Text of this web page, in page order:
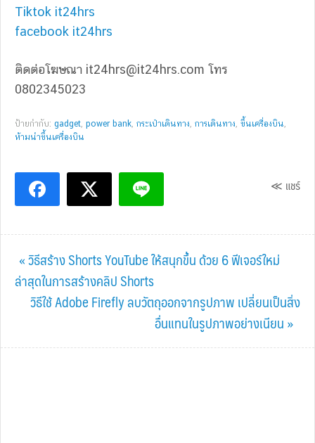
Tiktok it24hrs
facebook it24hrs
ติดต่อโฆษณา it24hrs@it24hrs.com โทร
0802345023
ป้ายกำกับ: gadget, power bank, กระเป๋าเดินทาง, การเดินทาง, ขึ้นเครื่องบิน,
ห้ามนำขึ้นเครื่องบิน
≪ แชร์
Previous
Post:
« วิธีสร้าง Shorts YouTube ให้สนุกขึ้น ด้วย 6 ฟีเจอร์ใหม่
ล่าสุดในการสร้างคลิป Shorts
Next
วิธีใช้ Adobe Firefly ลบวัตถุออกจากรูปภาพ เปลี่ยนเป็นสิ่ง
อื่นแทนในรูปภาพอย่างเนียน »